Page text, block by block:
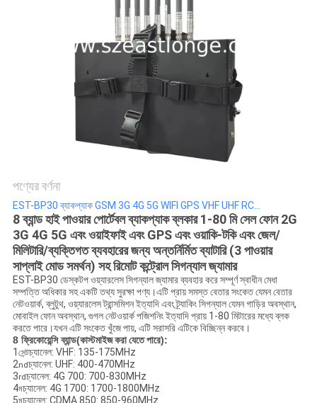
POLICY
পণ্যের বর্ণনা
EST-BP30 ব্যাকপ্যাক GSM 3G 4G 5G WIFI GPS VHF UHF RC...
8 ব্যান্ড হাই পাওয়ার পোর্টেবল ব্যাকপ্যাক ব্লকার 1-80 মি সেল ফোন 2G
3G 4G 5G এবং ওয়াইফাই এবং GPS এবং ওয়াকি-টকি এবং জেল/
মিলিটারি/ব্যক্তিগত ব্যবহারের জন্য অন্তর্নির্মিত ব্যাটারি (3 পাওয়ার
সাপ্লাই মোড সমর্থন) সহ রিমোট কন্ট্রোল সিগন্যাল জ্যামার
EST-BP30 ডেস্কটপ ওয়্যারলেস সিগন্যাল জ্যামার ব্যবহার করে সম্পূর্ণ স্বাধীন মেধা
সম্পত্তি অধিকার সহ একটি তথ্য সুরক্ষা পণ্য।এটি প্রায় সমস্ত বেতার সংকেত যেমন বেতার
নেটওয়ার্ক, ব্লুটুথ, ওয়্যারলেস ট্রান্সমিশন ইত্যাদি এবং ট্র্যাকিং সিগন্যাল যেমন গাড়ির অবস্থান,
মোবাইল ফোন অবস্থান, গুগল নেটওয়ার্ক পজিশনিং ইত্যাদি প্রায় 1-80 মিটারের মধ্যে ব্লক
করতে পারে।যখন এটি সংকেত খুঁজে পায়, এটি সরাসরি এটিকে বিচ্ছিন্ন করবে।
8 ফ্রিকোয়েন্সি ব্যান্ড(কাস্টমাইজ করা যেতে পারে):
1 সেন্টচ্যানেল: VHF: 135-175MHz
2ndচ্যানেল: UHF: 400-470MHz
3rdচ্যানেল: 4G 700: 700-830MHz
4মচ্যানেল: 4G 1700: 1700-1800MHz
5 চ্যানেল: CDMA 850: 850-960MHz